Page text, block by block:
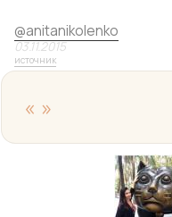
@anitanikolenko
03.11.2015
источник
« »